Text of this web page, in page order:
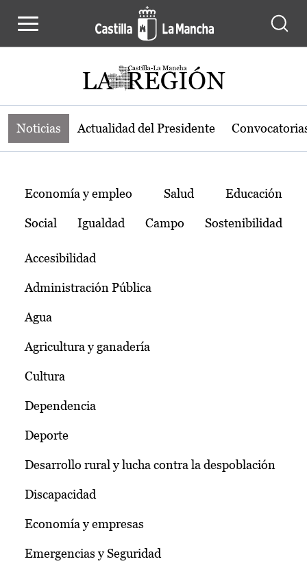
Noticias de la región de Castilla-La
Noticias Actualidad del Presidente
Temas
Economía y empleo Salud Educación
Social Igualdad Campo Sostenibilidad
Accesibilidad
Administración Pública
Agua
Agricultura y ganadería
Cultura
Dependencia
Deporte
Desarrollo rural y lucha contra la despoblación
Discapacidad
Economía y empresas
Emergencias y Seguridad